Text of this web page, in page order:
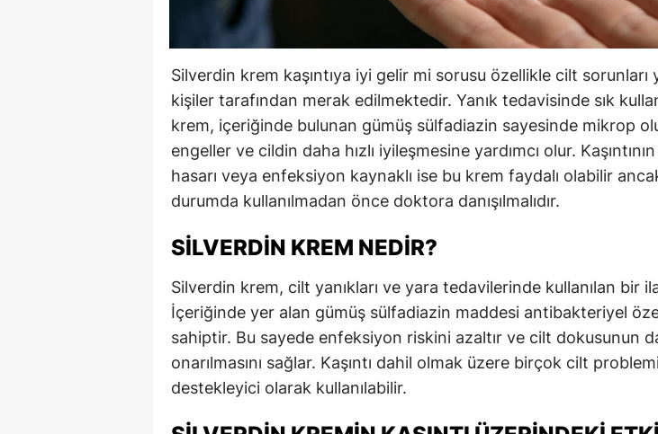
Silverdin krem kaşıntıya iyi gelir mi sorusu özellikle cilt sorunları
kişiler tarafından merak edilmektedir. Yanık tedavisinde sık
krem, içeriğinde bulunan gümüş sülfadiazin sayesinde mikrop
engeller ve cildin daha hızlı iyileşmesine yardımcı olur.
hasarı veya enfeksiyon kaynaklı ise bu krem faydalı olabilir
durumda kullanılmadan önce doktora danışılmalıdır.
SILVERDIN KREM NEDIR?
Silverdin krem, cilt yanıkları ve yara tedavilerinde kullanılan bir
İçeriğinde yer alan gümüş sülfadiazin maddesi antibakteriyel
sahiptir. Bu sayede enfeksiyon riskini azaltır ve cilt dokusunun
onarılmasını sağlar. Kaşıntı dahil olmak üzere birçok cilt
destekleyici olarak kullanılabilir.